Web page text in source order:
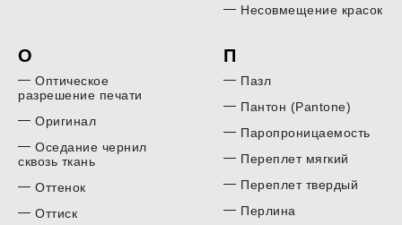
Несовмещение красок
О
Оптическое
разрешение печати
Оригинал
Оседание чернил
сквозь ткань
Оттенок
Оттиск
П
Пазл
Пантон (Pantone)
Паропроницаемость
Переплет мягкий
Переплет твердый
Перлина